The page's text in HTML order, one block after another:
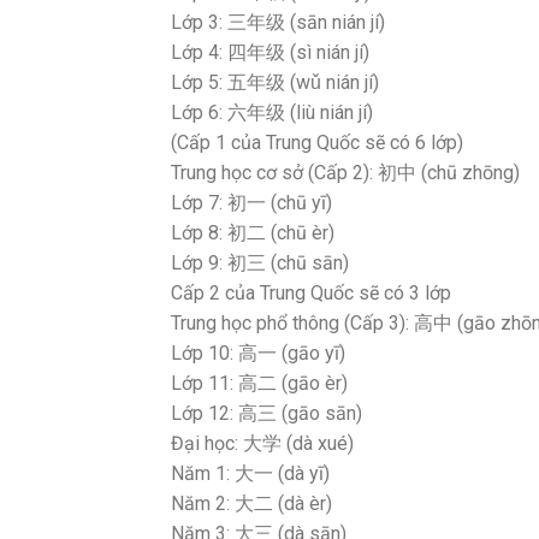
Lớp 3: 三年级 (sān nián jí)
Lớp 4: 四年级 (sì nián jí)
Lớp 5: 五年级 (wǔ nián jí)
Lớp 6: 六年级 (liù nián jí)
(Cấp 1 của Trung Quốc sẽ có 6 lớp)
Trung học cơ sở (Cấp 2): 初中 (chū zhōng)
Lớp 7: 初一 (chū yī)
Lớp 8: 初二 (chū èr)
Lớp 9: 初三 (chū sān)
Cấp 2 của Trung Quốc sẽ có 3 lớp
Trung học phổ thông (Cấp 3): 高中 (gāo
Lớp 10: 高一 (gāo yī)
Lớp 11: 高二 (gāo èr)
Lớp 12: 高三 (gāo sān)
Đại học: 大学 (dà xué)
Năm 1: 大一 (dà yī)
Năm 2: 大二 (dà èr)
Năm 3: 大三 (dà sān)